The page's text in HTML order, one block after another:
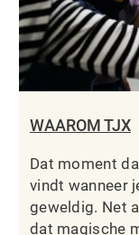
WAAROM TJX
Dat moment
vindt wanneer
geweldig. Net
dat magische